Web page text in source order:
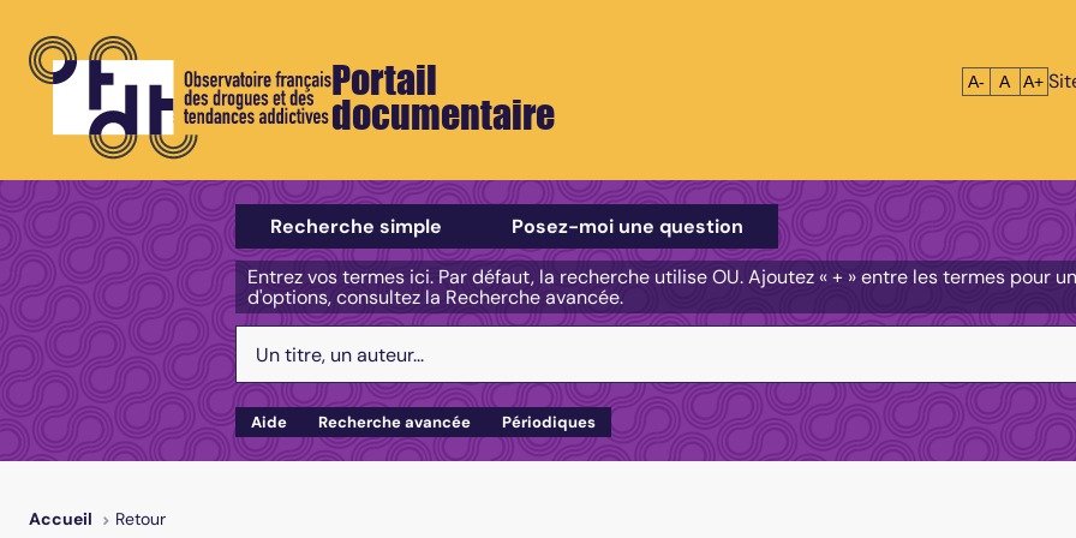
Portail
documentaire
Réduire le
A- A A+
Sélectionner un type de recherche
Recherche simple
Posez-moi une question
Entrez vos termes ici. Par défaut, la recherche utilise OU. Ajoutez « + » entre les termes pour
d'options, consultez la Recherche avancée.
Aide Recherche avancée Périodiques
Accueil Retour